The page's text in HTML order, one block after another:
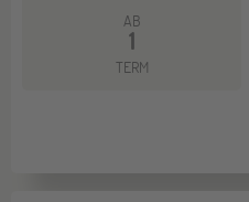
AB
1
TERM